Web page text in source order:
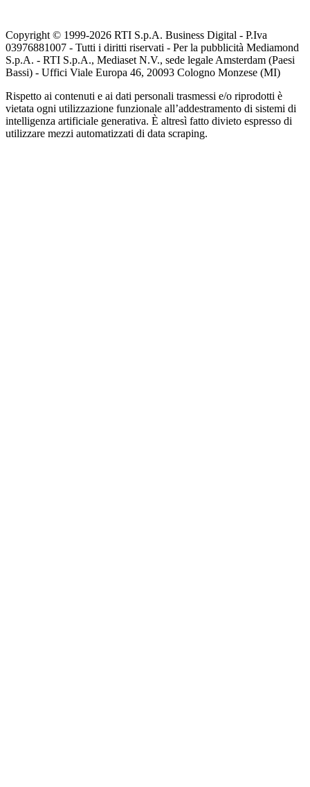
Copyright © 1999-2026 RTI S.p.A. Business Digital - P.Iva
03976881007 - Tutti i diritti riservati - Per la pubblicità Mediamond
S.p.A. - RTI S.p.A., Mediaset N.V., sede legale Amsterdam (Paesi
Bassi) - Uffici Viale Europa 46, 20093 Cologno Monzese (MI)
Rispetto ai contenuti e ai dati personali trasmessi e/o riprodotti è
vietata ogni utilizzazione funzionale all’addestramento di sistemi di
intelligenza artificiale generativa. È altresì fatto divieto espresso di
utilizzare mezzi automatizzati di data scraping.